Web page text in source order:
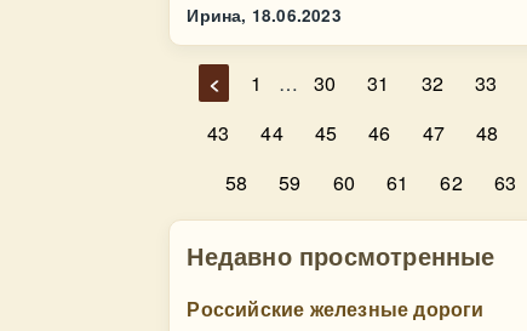
Ирина, 18.06.2023
< 1 … 30 31 32 33
43
44 45 46 47 48
58
59 60 61 62 63
Недавно просмотренные
Российские железные дороги